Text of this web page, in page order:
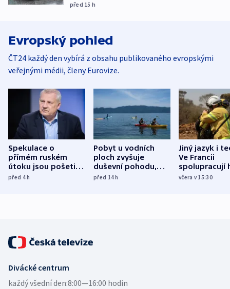
před 15 h
Evropský pohled
ČT24 každý den vybírá z obsahu publikovaného evropskými
veřejnými médii, členy Eurovize.
Spekulace o
přímém ruském
útoku jsou pošetilé,
míní estonský
před 4h
Pobyt u vodních
ploch zvyšuje
duševní pohodu,
ukázala
před 14h
Jiný jazyk i
Ve Francii
spolupracují
různých zemí
včera v 15:30
Divácké centrum
každý všední den:8:00—16:00 hodin